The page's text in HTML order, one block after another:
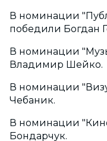
В номинации
победили Богдан
В номинации
Владимир Шейко.
В номинации
Чебаник.
В номинации
Бондарчук.